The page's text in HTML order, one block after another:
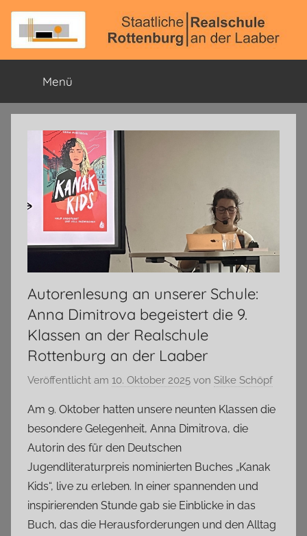
Zum
Inhalt
springen
Staatliche
Realschule
Rottenburg
d.
Laaber
Offizielle
Schulhomepage
Menü
Autorenlesung an unserer Schule:
Anna Dimitrova begeistert die 9.
Klassen an der Realschule
Rottenburg an der Laaber
Veröffentlicht am 10. Oktober 2025 von Silke Schöpf
Am 9. Oktober hatten unsere neunten Klassen die
besondere Gelegenheit, Anna Dimitrova, die
Autorin des für den Deutschen
Jugendliteraturpreis nominierten Buches „Kanak
Kids“, live zu erleben. In einer spannenden und
inspirierenden Stunde gab sie Einblicke in das
Buch, das die Herausforderungen und den Alltag